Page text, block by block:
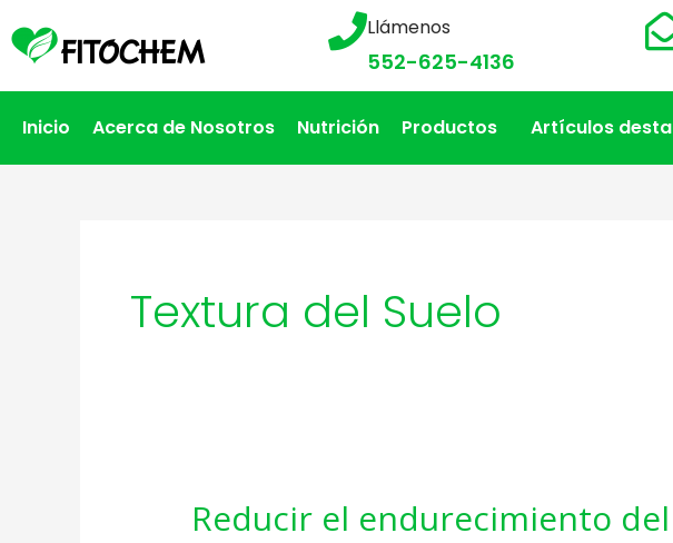
Llámenos
552-625-4136
Inicio Acerca de Nosotros Nutrición Productos Artículos
Textura del Suelo
Reducir el endurecimiento
Reducir